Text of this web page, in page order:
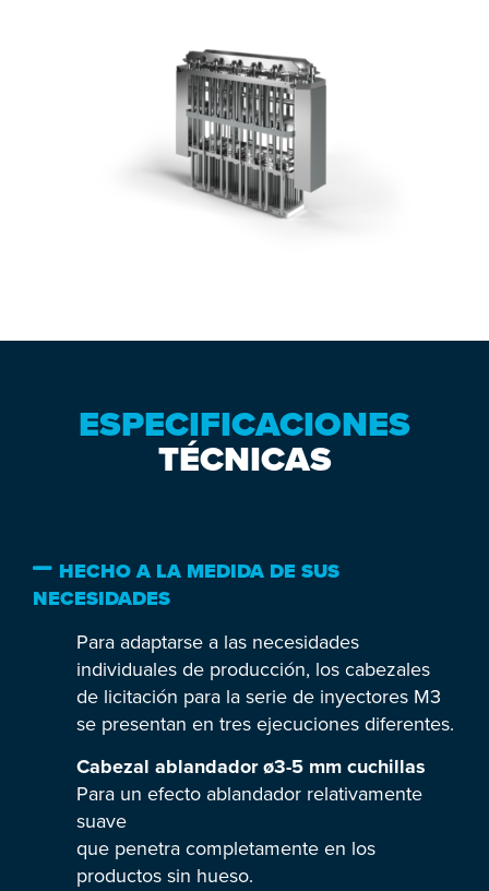
ESPECIFICACIONES
TÉCNICAS
HECHO A LA MEDIDA DE SUS
NECESIDADES
Para adaptarse a las necesidades
individuales de producción, los cabezales
de licitación para la serie de inyectores M3
se presentan en tres ejecuciones diferentes.
Cabezal ablandador ø3-5 mm cuchillas
Para un efecto ablandador relativamente
suave
que penetra completamente en los
productos sin hueso.